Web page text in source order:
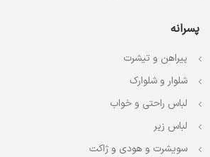
پسرانه
پیراهن و تیشرت
شلوار و شلوارک
لباس راحتی و خواب
لباس زیر
سویشرت و هودی و ژاکت